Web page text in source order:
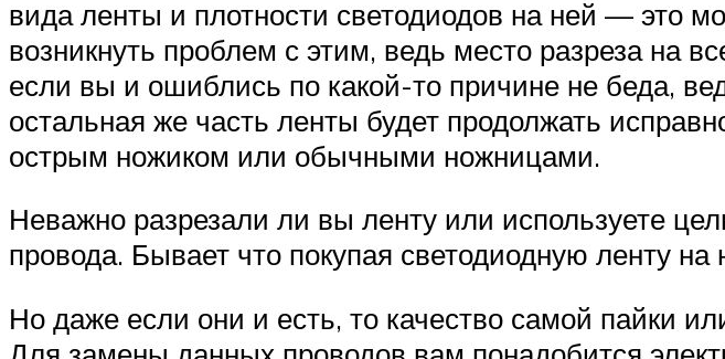
вида ленты и плотности светодиодов на ней — это
возникнуть проблем с этим, ведь место разреза на
если вы и ошиблись по какой-то причине не беда,
остальная же часть ленты будет продолжать
острым ножиком или обычными ножницами.
Неважно разрезали ли вы ленту или используете
провода. Бывает что покупая светодиодную ленту
Но даже если они и есть, то качество самой пайки